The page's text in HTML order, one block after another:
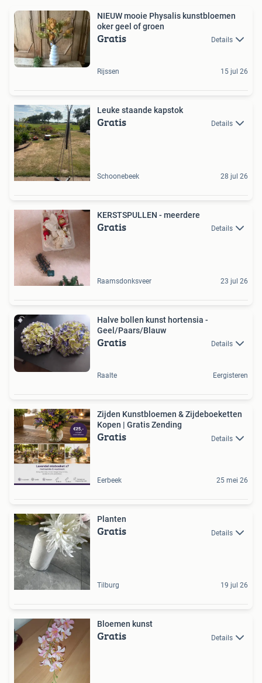
NIEUW mooie Physalis kunstbloemen
oker geel of groen
Gratis Details
Rijssen 15 jul 26
Leuke staande kapstok
Gratis Details
Schoonebeek 28 jul 26
KERSTSPULLEN - meerdere
Gratis Details
Raamsdonksveer 23 jul 26
Halve bollen kunst hortensia -
Geel/Paars/Blauw
Gratis Details
Raalte Eergisteren
Zijden Kunstbloemen & Zijdeboeketten
Kopen | Gratis Zending
Gratis Details
Eerbeek 25 mei 26
Planten
Gratis Details
Tilburg 19 jul 26
Bloemen kunst
Gratis Details